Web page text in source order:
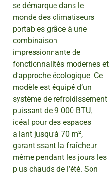
se démarque dans le
monde des climatiseurs
portables grâce à une
combinaison
impressionnante de
fonctionnalités modernes et
d’approche écologique. Ce
modèle est équipé d’un
système de refroidissement
puissant de 9 000 BTU,
idéal pour des espaces
allant jusqu’à 70 m²,
garantissant la fraîcheur
même pendant les jours les
plus chauds de l’été. Son